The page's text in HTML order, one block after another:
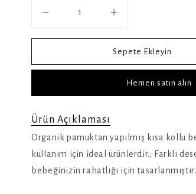
Sepete Ekleyin
Hemen satın alın
Ürün Açıklaması
Organik pamuktan yapılmış kısa kollu
kullanım için ideal ürünlerdir.; Farklı
bebeğinizin rahatlığı için